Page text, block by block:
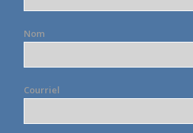
Nom
Courriel